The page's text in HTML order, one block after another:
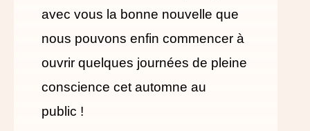
avec vous la bonne nouvelle que
nous pouvons enfin commencer à
ouvrir quelques journées de pleine
conscience cet automne au
public !